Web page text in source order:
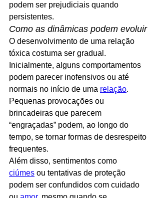
podem ser prejudiciais quando
persistentes.
Como as dinâmicas podem evoluir
O desenvolvimento de uma relação
tóxica costuma ser gradual.
Inicialmente, alguns comportamentos
podem parecer inofensivos ou até
normais no início de uma relação.
Pequenas provocações ou
brincadeiras que parecem
“engraçadas” podem, ao longo do
tempo, se tornar formas de desrespeito
frequentes.
Além disso, sentimentos como
ciúmes ou tentativas de proteção
podem ser confundidos com cuidado